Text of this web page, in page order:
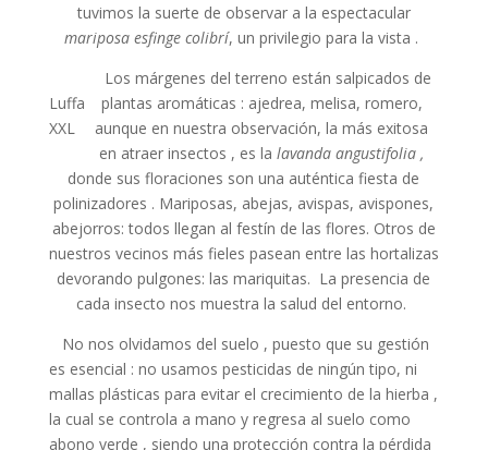
tuvimos la suerte de observar a la espectacular
mariposa esfinge colibrí, un privilegio para la vista .
Luffa
XXL
Los márgenes del terreno están salpicados de
plantas aromáticas : ajedrea, melisa, romero,
aunque en nuestra observación, la más exitosa
en atraer insectos , es lalavanda angustifolia ,
donde sus floraciones son una auténtica fiesta de
polinizadores . Mariposas, abejas, avispas, avispones,
abejorros: todos llegan al festín de las flores. Otros de
nuestros vecinos más fieles pasean entre las hortalizas
devorando pulgones: las mariquitas. La presencia de
cada insecto nos muestra la salud del entorno.
No nos olvidamos del suelo , puesto que su gestión
es esencial : no usamos pesticidas de ningún tipo, ni
mallas plásticas para evitar el crecimiento de la hierba ,
la cual se controla a mano y regresa al suelo como
abono verde , siendo una protección contra la pérdida